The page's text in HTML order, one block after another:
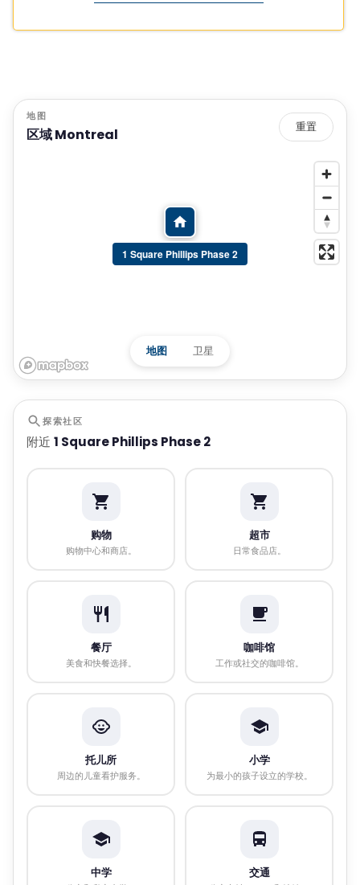
地图
区域 Montreal 重置
1 Square Phillips Phase 2
地图 卫星
探索社区
附近 1 Square Phillips Phase 2
购物
购物中心和商店。
超市
日常食品店。
餐厅
美食和快餐选择。
咖啡馆
工作或社交的咖啡馆。
托儿所
周边的儿童看护服务。
小学
为最小的孩子设立的学校。
中学 交通